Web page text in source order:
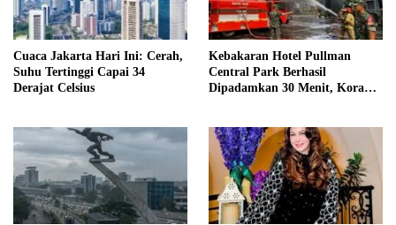
Cuaca Jakarta Hari Ini: Cerah,
Suhu Tertinggi Capai 34
Derajat Celsius
Kebakaran Hotel Pullman
Central Park Berhasil
Dipadamkan 30 Menit, Koramil